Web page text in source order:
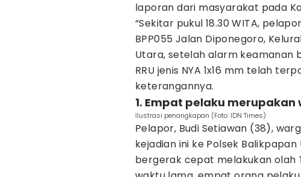
laporan dari masyarakat pada
“Sekitar pukul 18.30 WITA,
BPP055 Jalan Diponegoro,
Utara, setelah alarm keamanan
RRU jenis NYA 1x16 mm telah
keterangannya.
1. Empat pelaku merupakan
Ilustrasi penangkapan (Foto: IDN Times)
Pelapor, Budi Setiawan (38),
kejadian ini ke Polsek
bergerak cepat melakukan olah